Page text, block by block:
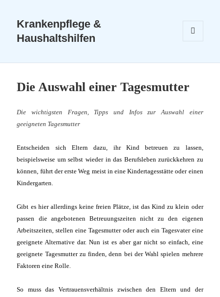
Krankenpflege &
Haushaltshilfen
Die Auswahl einer Tagesmutter
Die wichtigsten Fragen, Tipps und Infos zur Auswahl einer
geeigneten Tagesmutter
Entscheiden sich Eltern dazu, ihr Kind betreuen zu lassen,
beispielsweise um selbst wieder in das Berufsleben zurückkehren zu
können, führt der erste Weg meist in eine Kindertagesstätte oder einen
Kindergarten.
Gibt es hier allerdings keine freien Plätze, ist das Kind zu klein oder
passen die angebotenen Betreuungszeiten nicht zu den eigenen
Arbeitszeiten, stellen eine Tagesmutter oder auch ein Tagesvater eine
geeignete Alternative dar.Nun ist es aber gar nicht so einfach, eine
geeignete Tagesmutter zu finden, denn bei der Wahl spielen mehrere
Faktoren eine Rolle.
So muss das Vertrauensverhältnis zwischen den Eltern und der